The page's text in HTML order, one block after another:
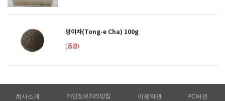
덩이차(Tong-e Cha) 100g
(품절)
회사소개 개인정보처리방침 이용약관 PC버전